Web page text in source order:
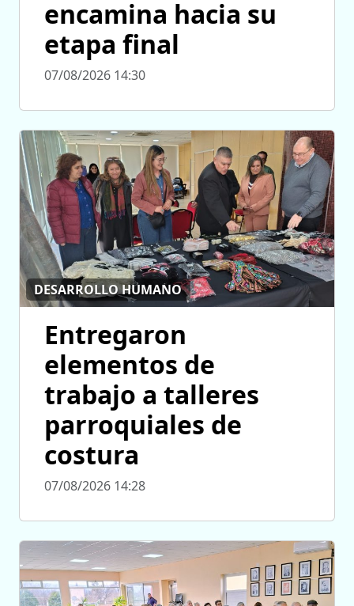
encamina hacia su
etapa final
07/08/2026 14:30
DESARROLLO HUMANO
Entregaron
elementos de
trabajo a talleres
parroquiales de
costura
07/08/2026 14:28